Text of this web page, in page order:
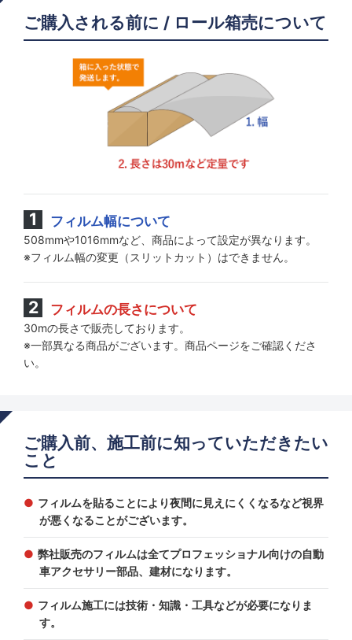
ご購入される前に / ロール箱売について
フィルム幅について
508mmや1016mmなど、商品によって設定が異なります。
※フィルム幅の変更（スリットカット）はできません。
フィルムの長さについて
30mの長さで販売しております。
※一部異なる商品がございます。商品ページをご確認くださ
い。
ご購入前、施工前に知っていただきたい
こと
フィルムを貼ることにより夜間に見えにくくなるなど視界
が悪くなることがございます。
弊社販売のフィルムは全てプロフェッショナル向けの自動
車アクセサリー部品、建材になります。
フィルム施工には技術・知識・工具などが必要になりま
す。